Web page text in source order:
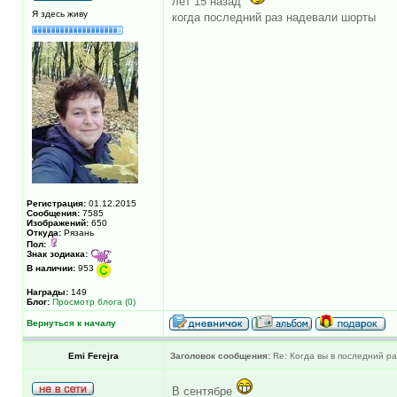
Я здесь живу
Регистрация: 01.12.2015
Сообщения: 7585
Изображений: 650
Откуда: Рязань
Пол:
Знак зодиака:
В наличии: 953
Награды: 149
Блог: Просмотр блога (0)
когда последний раз надевали шорты
Вернуться к началу
Emi Ferejra Заголовок сообщения: Re: Когда вы в последний
В сентябре